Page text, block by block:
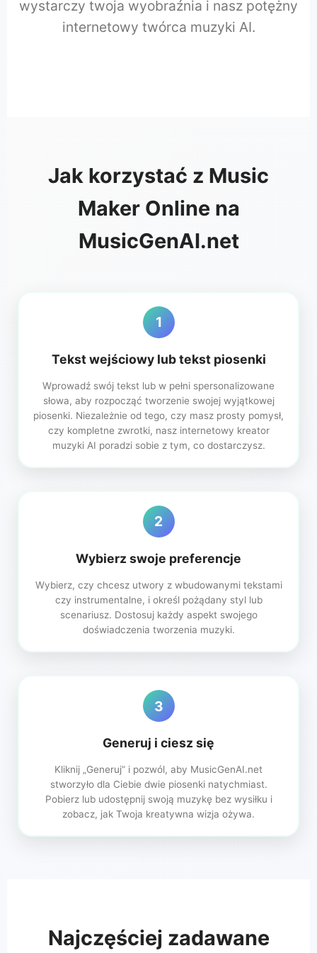
wystarczy twoja wyobraźnia i nasz potężny
internetowy twórca muzyki AI.
Jak korzystać z Music
Maker Online na
MusicGenAI.net
1
Tekst wejściowy lub tekst piosenki
Wprowadź swój tekst lub w pełni spersonalizowane
słowa, aby rozpocząć tworzenie swojej wyjątkowej
piosenki. Niezależnie od tego, czy masz prosty pomysł,
czy kompletne zwrotki, nasz internetowy kreator
muzyki AI poradzi sobie z tym, co dostarczysz.
2
Wybierz swoje preferencje
Wybierz, czy chcesz utwory z wbudowanymi tekstami
czy instrumentalne, i określ pożądany styl lub
scenariusz. Dostosuj każdy aspekt swojego
doświadczenia tworzenia muzyki.
3
Generuj i ciesz się
Kliknij „Generuj” i pozwól, aby MusicGenAI.net
stworzyło dla Ciebie dwie piosenki natychmiast.
Pobierz lub udostępnij swoją muzykę bez wysiłku i
zobacz, jak Twoja kreatywna wizja ożywa.
Najczęściej zadawane